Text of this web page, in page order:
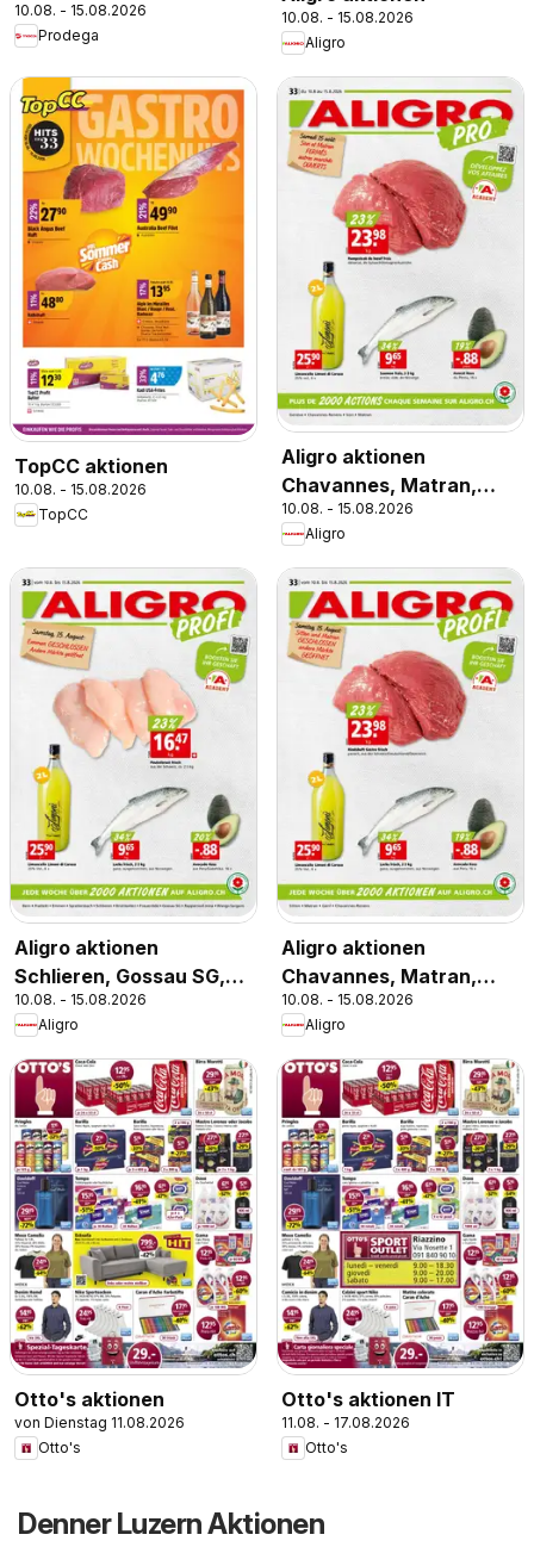
10.08. - 15.08.2026
Prodega
10.08. - 15.08.2026
Aligro
TopCC aktionen
10.08. - 15.08.2026
TopCC
Aligro aktionen
Chavannes, Matran,
Genève, Sion
10.08. - 15.08.2026
Aligro
Aligro aktionen
Schlieren, Gossau SG,
Frauenfeld, Rapperswil-
Jona, Sargans, Bern
10.08. - 15.08.2026
Aligro
Aligro aktionen
Chavannes, Matran,
Genf, Sitten
10.08. - 15.08.2026
Aligro
Otto's aktionen
von Dienstag 11.08.2026
Otto's
Otto's aktionen IT
11.08. - 17.08.2026
Otto's
Denner Luzern Aktionen